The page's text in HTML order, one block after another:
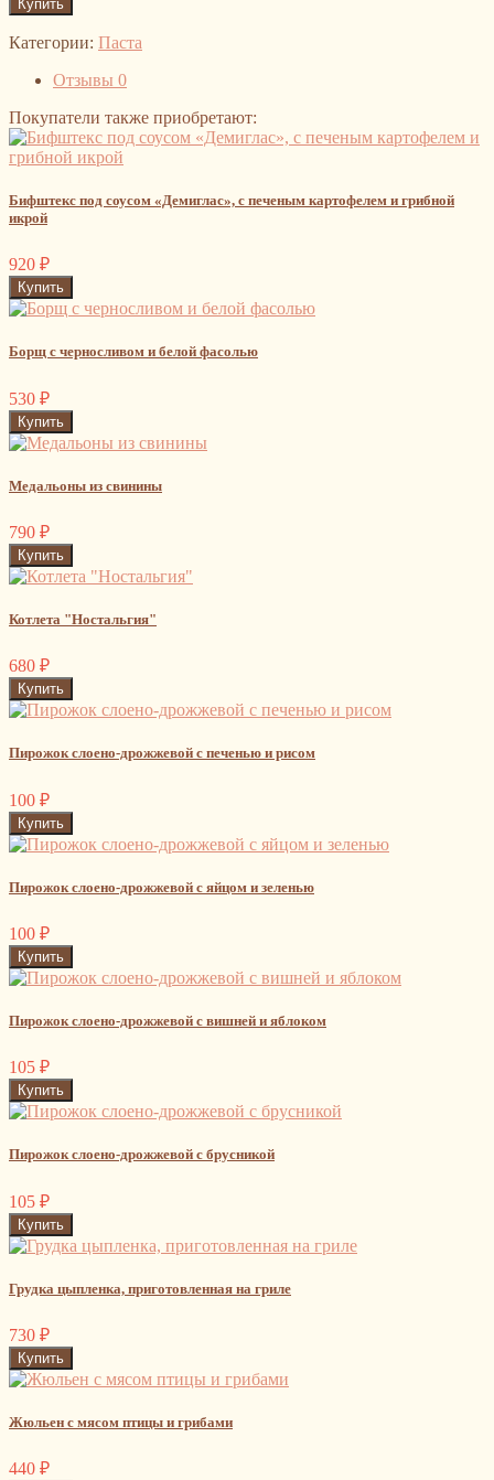
Категории: Паста
Отзывы 0
Покупатели также приобретают:
Бифштекс под соусом «Демиглас», с печеным картофелем и грибной
икрой
920 ₽
Борщ с черносливом и белой фасолью
530 ₽
Медальоны из свинины
790 ₽
Котлета "Ностальгия"
680 ₽
Пирожок слоено-дрожжевой с печенью и рисом
100 ₽
Пирожок слоено-дрожжевой с яйцом и зеленью
100 ₽
Пирожок слоено-дрожжевой с вишней и яблоком
105 ₽
Пирожок слоено-дрожжевой с брусникой
105 ₽
Грудка цыпленка, приготовленная на гриле
730 ₽
Жюльен с мясом птицы и грибами
440 ₽